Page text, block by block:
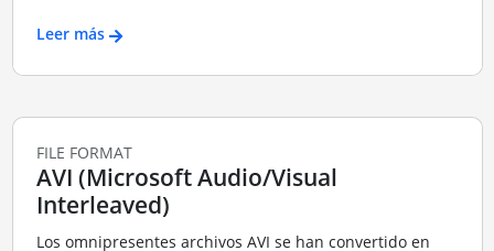
Leer más
FILE FORMAT
AVI (Microsoft Audio/Visual
Interleaved)
Los omnipresentes archivos AVI se han convertido en